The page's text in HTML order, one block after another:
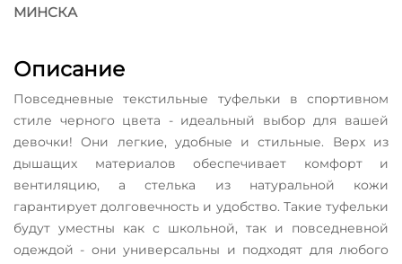
МИНСКА
Описание
Повседневные текстильные туфельки в спортивном
стиле черного цвета - идеальный выбор для вашей
девочки! Они легкие, удобные и стильные. Верх из
дышащих материалов обеспечивает комфорт и
вентиляцию, а стелька из натуральной кожи
гарантирует долговечность и удобство. Такие туфельки
будут уместны как с школьной, так и повседневной
одеждой - они универсальны и подходят для любого